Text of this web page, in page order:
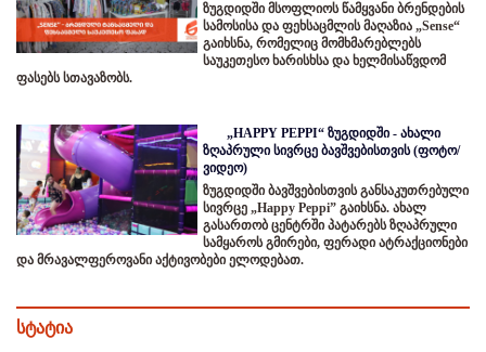
ზუგდიდში მსოფლიოს წამყვანი ბრენდების
სამოსისა და ფეხსაცმლის მაღაზია „Sense“
გაიხსნა, რომელიც მომხმარებლებს
საუკეთესო ხარისხსა და ხელმისაწვდომ
ფასებს სთავაზობს.
„HAPPY PEPPI“ ზუგდიდში - ახალი
ზღაპრული სივრცე ბავშვებისთვის (ფოტო/
ვიდეო)
ზუგდიდში ბავშვებისთვის განსაკუთრებული
სივრცე „Happy Peppi” გაიხსნა. ახალ
გასართობ ცენტრში პატარებს ზღაპრული
სამყაროს გმირები, ფერადი ატრაქციონები
და მრავალფეროვანი აქტივობები ელოდებათ.
სტატია